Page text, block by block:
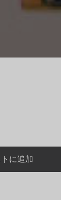
に追加